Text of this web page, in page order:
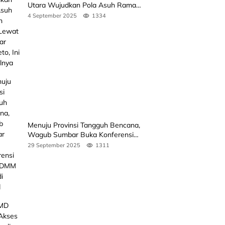
Utara Wujudkan Pola Asuh Ramah
Anak Lewat Seminar Kak Seto, Ini
4 September 2025 1334
Menuju Provinsi Tangguh Bencana,
Wagub Sumbar Buka Konferensi
3rd ICDMM 2025 di Unand
29 September 2025 1311